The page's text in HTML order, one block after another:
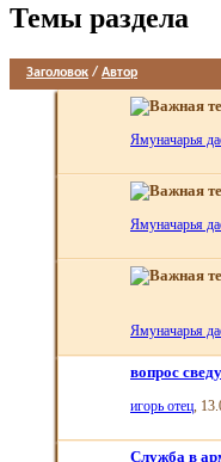
Темы раздела
Заголовок / Автор
Ямуначарья
Ямуначарья
Ямуначарья
вопрос
игорь отец ,
Служба в